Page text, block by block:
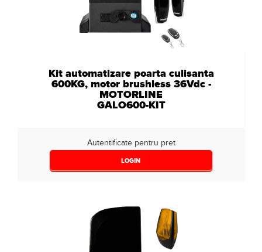
Kit automatizare poarta culisanta
600KG, motor brushless 36Vdc -
MOTORLINE
GALO600-KIT
Autentificate pentru pret
LOGIN